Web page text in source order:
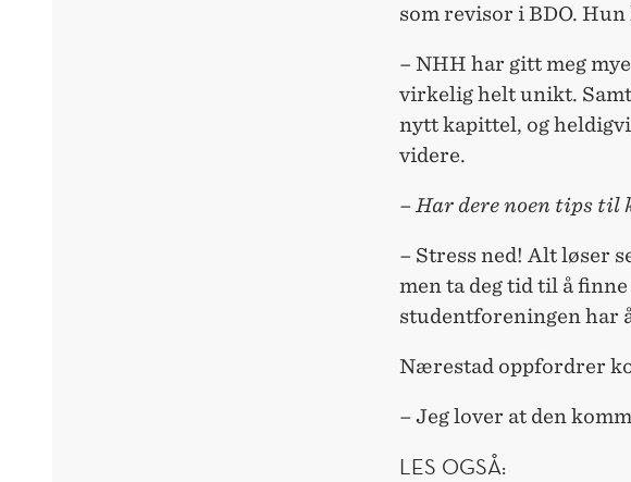
som revisor i BDO.
– NHH har gitt meg
virkelig helt unikt.
nytt kapittel, og
videre.
– Har dere noen tips til
– Stress ned! Alt løser
men ta deg tid til å
studentforeningen har
Nærestad oppfordrer
–Jeg lover at den
LES OGSÅ: